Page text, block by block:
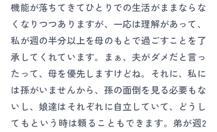
機能が落ちてきてひとりでの生活がままならな
くなりつつありますが、一応は理解があって、
私が週の半分以上を母のもとで過ごすことを了
承してくれています。まぁ、夫がダメだと言っ
たって、母を優先しますけどね。それに、私に
は孫がいませんから、孫の面倒を見る必要もな
いし、娘達はそれぞれに自立していて、どうし
てもという時は頼ることもできます。弟が週2